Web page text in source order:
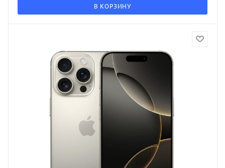
В КОРЗИНУ